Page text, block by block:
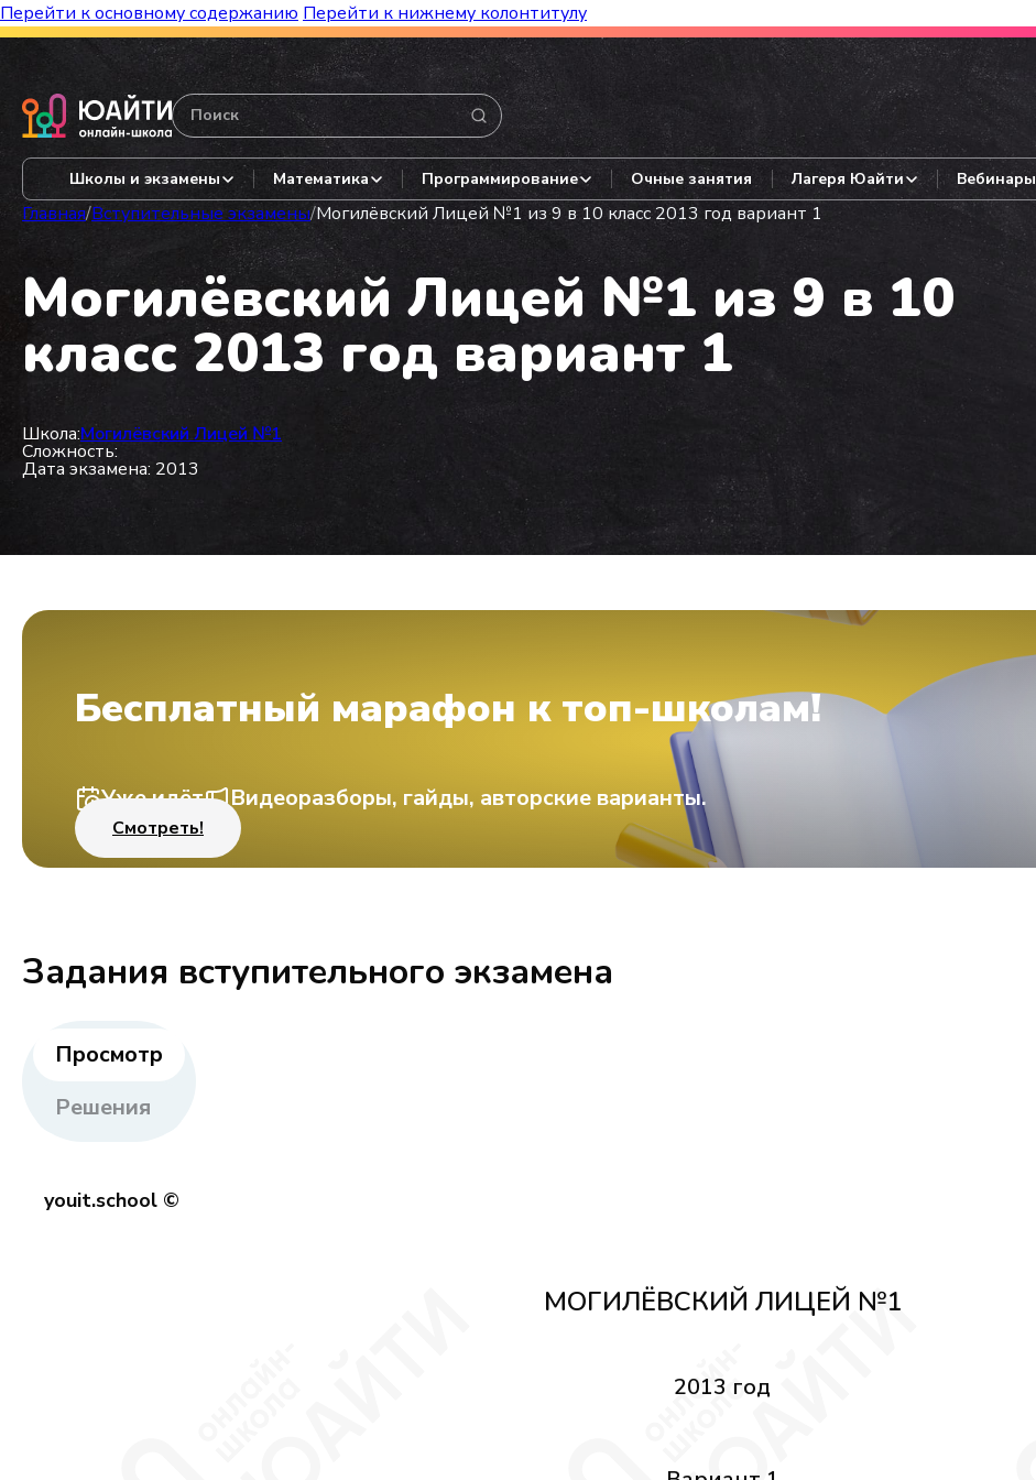
Перейти к основному содержанию Перейти к нижнему колонтитулу
Бесплатный марафон к топ-школам! Видеоразборы, гайды, авторские варианты.
Школы и экзамены Математика Программирование Очные занятия Лагеря Юайти Вебинары
Главная/Вступительные экзамены/Могилёвский Лицей №1 из 9 в 10 класс 2013 год вариант 1
Могилёвский Лицей №1 из 9 в 10
класс 2013 год вариант 1
Школа:Могилёвский Лицей №1
Сложность:
Дата экзамена: 2013
Бесплатный марафон к топ-школам!
Уже идёт Видеоразборы, гайды, авторские варианты.
Смотреть!
Задания вступительного экзамена
Просмотр
Решения
youit.school ©
МОГИЛЁВСКИЙ ЛИЦЕЙ №1
2013 год